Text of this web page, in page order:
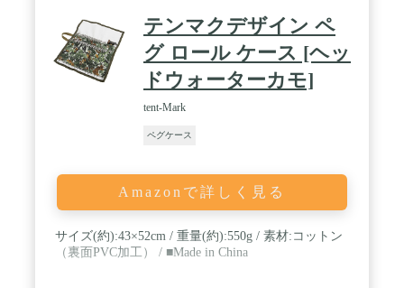
テンマクデザイン ペ
グ ロール ケース [ヘッ
ドウォーターカモ]
tent-Mark
ペグケース
Amazonで詳しく見る
サイズ(約):43×52cm / 重量(約):550g / 素材:コットン
（裏面PVC加工） / ■Made in China